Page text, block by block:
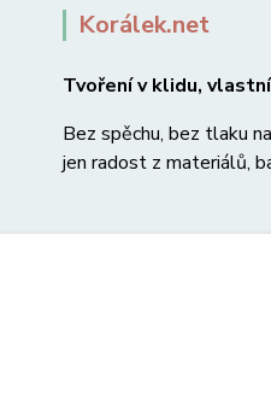
Korálek.net
Tvoření v klidu,
Bez spěchu, bez tlaku
jen radost z materiálů,